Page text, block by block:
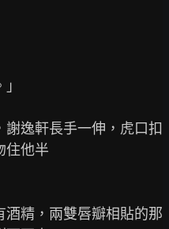
逸軒長手一伸，虎口扣
住他半
精，兩雙唇瓣相貼的那